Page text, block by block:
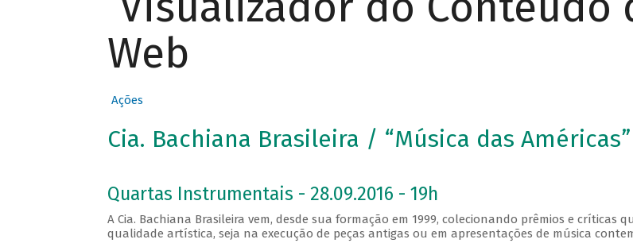
Web
Ações
Cia. Bachiana Brasileira / “Música das Américas”
Quartas Instrumentais - 28.09.2016 - 19h
A Cia. Bachiana Brasileira vem, desde sua formação em 1999, colecionando prêmios e críticas
qualidade artística, seja na execução de peças antigas ou em apresentações de música